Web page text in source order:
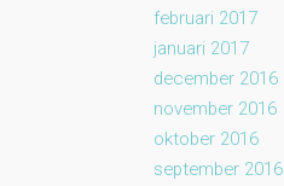
februari 2017
januari 2017
december 2016
november 2016
oktober 2016
september 2016